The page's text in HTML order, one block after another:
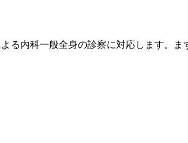
る内科一般全身の診察に対応します。ま